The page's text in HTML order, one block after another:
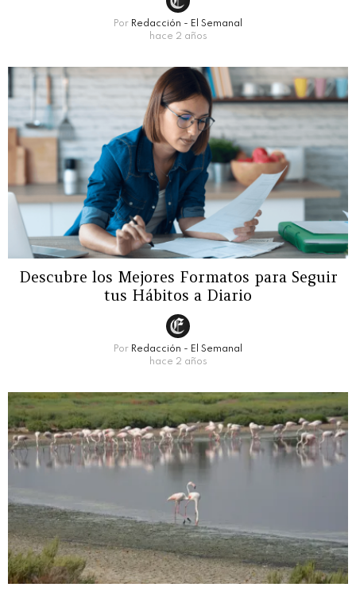
Por Redacción - El Semanal
hace 2 años
Descubre los Mejores Formatos para Seguir
tus Hábitos a Diario
Por Redacción - El Semanal
hace 2 años